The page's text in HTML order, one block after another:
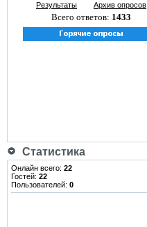
Результаты Архив опросов
Всего ответов: 1433
Статистика
Онлайн всего: 22
Гостей: 22
Пользователей: 0